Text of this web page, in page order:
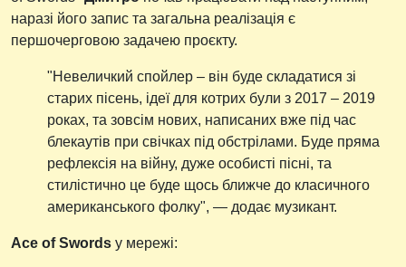
наразі його запис та загальна реалізація є
першочерговою задачею проєкту.
"Невеличкий спойлер – він буде складатися зі
старих пісень, ідеї для котрих були з 2017 – 2019
роках, та зовсім нових, написаних вже під час
блекаутів при свічках під обстрілами. Буде пряма
рефлексія на війну, дуже особисті пісні, та
стилістично це буде щось ближче до класичного
американського фолку", — додає музикант.
Ace of Swords у мережі: